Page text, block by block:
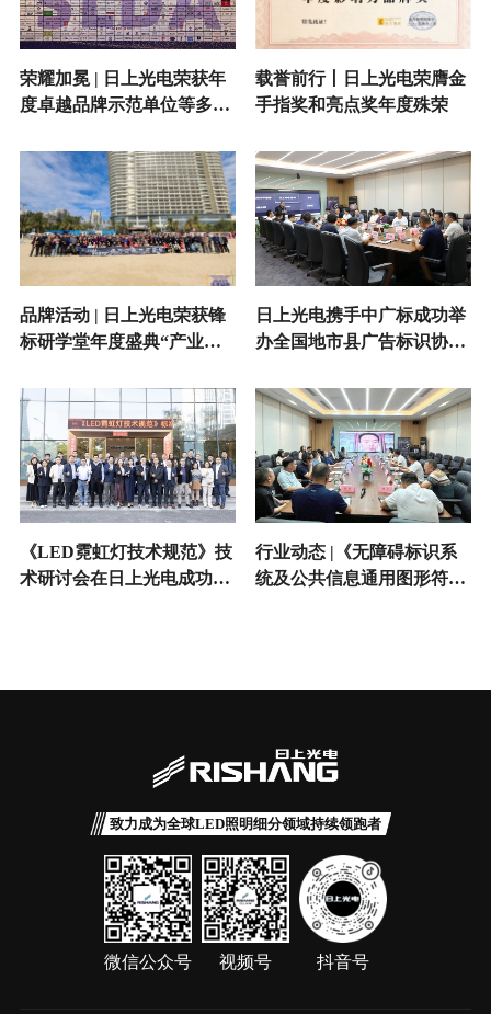
荣耀加冕 | 日上光电荣获年
度卓越品牌示范单位等多项
载誉前行丨日上光电荣膺金
手指奖和亮点奖年度殊荣
品牌活动 | 日上光电荣获锋
标研学堂年度盛典“产业共
日上光电携手中广标成功举
办全国地市县广告标识协会
标识十强材料商”
《LED霓虹灯技术规范》技
术研讨会在日上光电成功举
行业动态 |《无障碍标识系
统及公共信息通用图形符
致力成为全球LED照明细分领域持续领跑者
微信公众号 视频号 抖音号